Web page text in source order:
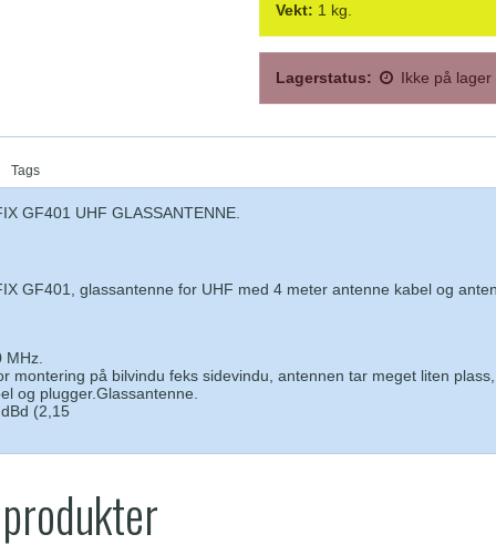
Vekt: 1 kg.
Lagerstatus: Ikke på lager
Tags
GF401 UHF GLASSANTENNE.
GF401, glassantenne for UHF med 4 meter antenne kabel og
montering på bilvindu feks sidevindu, antennen tar meget liten
og plugger.Glassantenne.
(2,15